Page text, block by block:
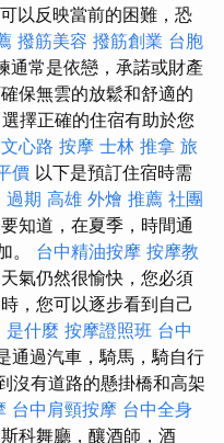
以反映當前的困難，恐
撥筋美容 撥筋創業 台胞
通常是依戀，承諾或財產
保無雲的放鬆和舒適的
選擇正確的住宿有助於您
文心路 按摩 士林 推拿 旅
價 以下是預訂住宿時需
過期 高雄 外燴 推薦 社團
知道，在夏季，時間通
。 台中精油按摩 按摩教
氣仍然很愉快，您必須
，您可以逐步看到自己
是什麼 按摩證照班 台中
通過汽車，騎馬，騎自行
沒有道路的懸掛橋和高架
台中肩頸按摩 台中全身
科舞廳，釀酒師，酒